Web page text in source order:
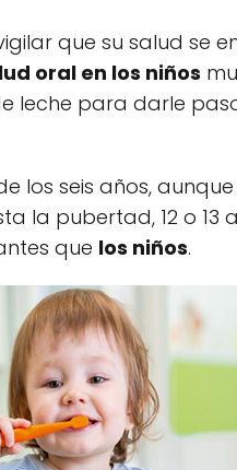
que su salud se
oral en los niños
leche para darle
los seis años,
la pubertad, 12 o 13
que los niños.